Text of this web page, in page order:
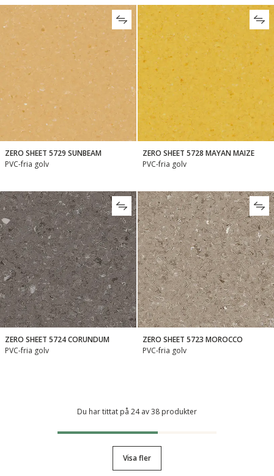
ZERO SHEET 5729 SUNBEAM
PVC-fria golv
ZERO SHEET 5728 MAYAN MAIZE
PVC-fria golv
ZERO SHEET 5724 CORUNDUM
PVC-fria golv
ZERO SHEET 5723 MOROCCO
PVC-fria golv
Du har tittat på 24 av 38 produkter
Visa fler